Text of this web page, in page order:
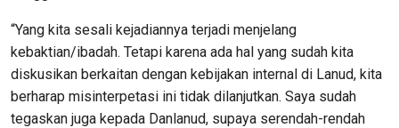
“Yang kita sesali kejadiannya terjadi menjelang
kebaktian/ibadah. Tetapi karena ada hal yang sudah kita
diskusikan berkaitan dengan kebijakan internal di Lanud, kita
berharap misinterpetasi ini tidak dilanjutkan. Saya sudah
tegaskan juga kepada Danlanud, supaya serendah-rendah